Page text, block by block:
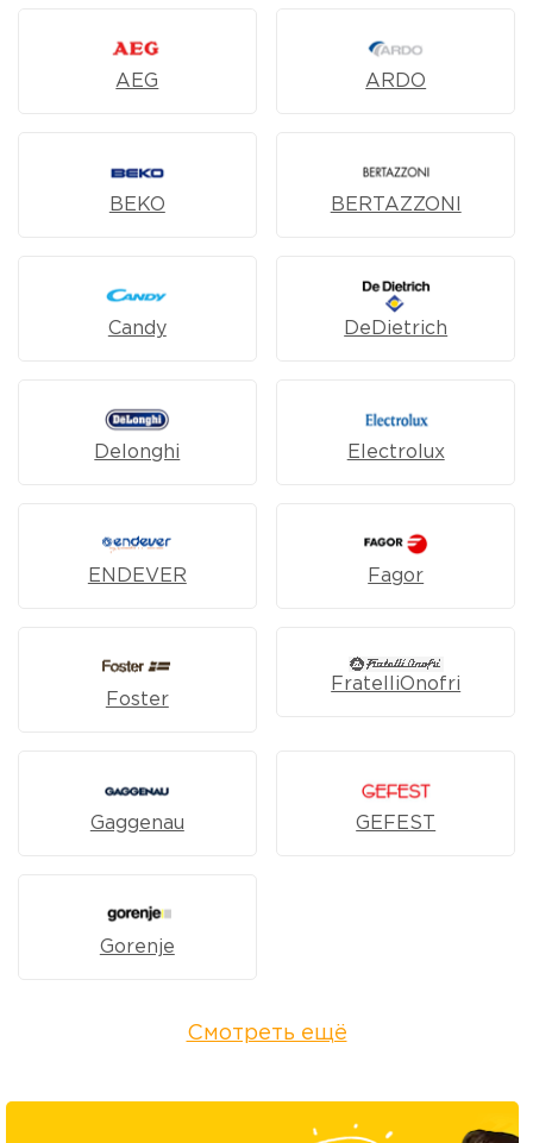
AEG ARDO
BEKO BERTAZZONI
Candy DeDietrich
Delonghi Electrolux
ENDEVER Fagor
Foster
FratelliOnofri
Gaggenau GEFEST
Gorenje
Смотреть ещё